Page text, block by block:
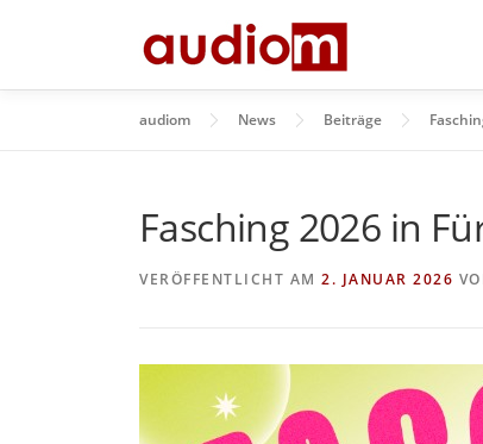
springen
audiom News Beiträge
Fasching 2026 in
VERÖFFENTLICHT AM 2. JANUAR 2026